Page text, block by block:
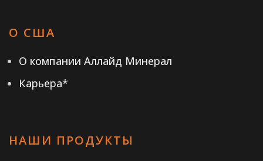
О США
О компании Аллайд Минерал
Карьера*
НАШИ ПРОДУКТЫ